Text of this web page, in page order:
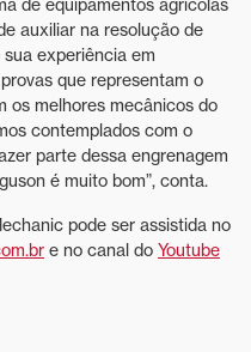
de equipamentos agrícolas
auxiliar na resolução de
experiência em
que representam o
os melhores mecânicos do
contemplados com o
parte dessa engrenagem
é muito bom”, conta.
pode ser assistida no
e no canal do Youtube